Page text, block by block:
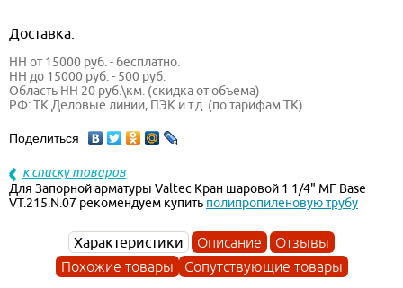
Доставка:
НН от 15000 руб. - бесплатно.
НН до 15000 руб. - 500 руб.
Область НН 20 руб.\км. (скидка от объема)
РФ: ТК Деловые линии, ПЭК и т.д. (по тарифам ТК)
Поделиться
к списку товаров
Для Запорной арматуры Valtec Кран шаровой 1 1/4" MF Base
VT.215.N.07 рекомендуем купить полипропиленовую трубу
Характеристики Описание
Отзывы
Похожие товары
Сопутствующие товары